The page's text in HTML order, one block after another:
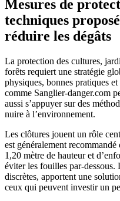
Mesures de
techniques
réduire les dégâts
La protection des cultures,
forêts requiert une stratégie
physiques, bonnes pratiques
comme Sanglier-danger.com
aussi s’appuyer sur des
nuire à l’environnement.
Les clôtures jouent un rôle
est généralement
1,20 mètre de hauteur et
éviter les fouilles par-dessous.
discrètes, apportent une
ceux qui peuvent investir un